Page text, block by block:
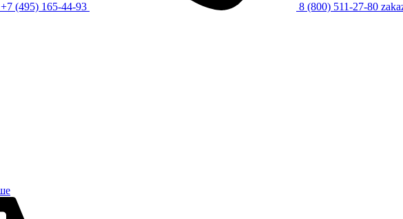
+7 (495) 165-44-93 8 (800) 511-27-80